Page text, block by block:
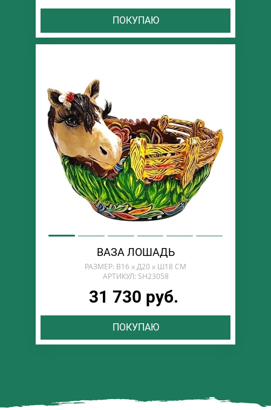
ПОКУПАЮ
ВАЗА ЛОШАДЬ
РАЗМЕР: В16 х Д20 х Ш18 СМ
АРТИКУЛ: SH23058
31 730 руб.
ПОКУПАЮ